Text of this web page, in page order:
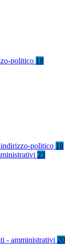
politico 18
politico 18
23
- amministrativi 20